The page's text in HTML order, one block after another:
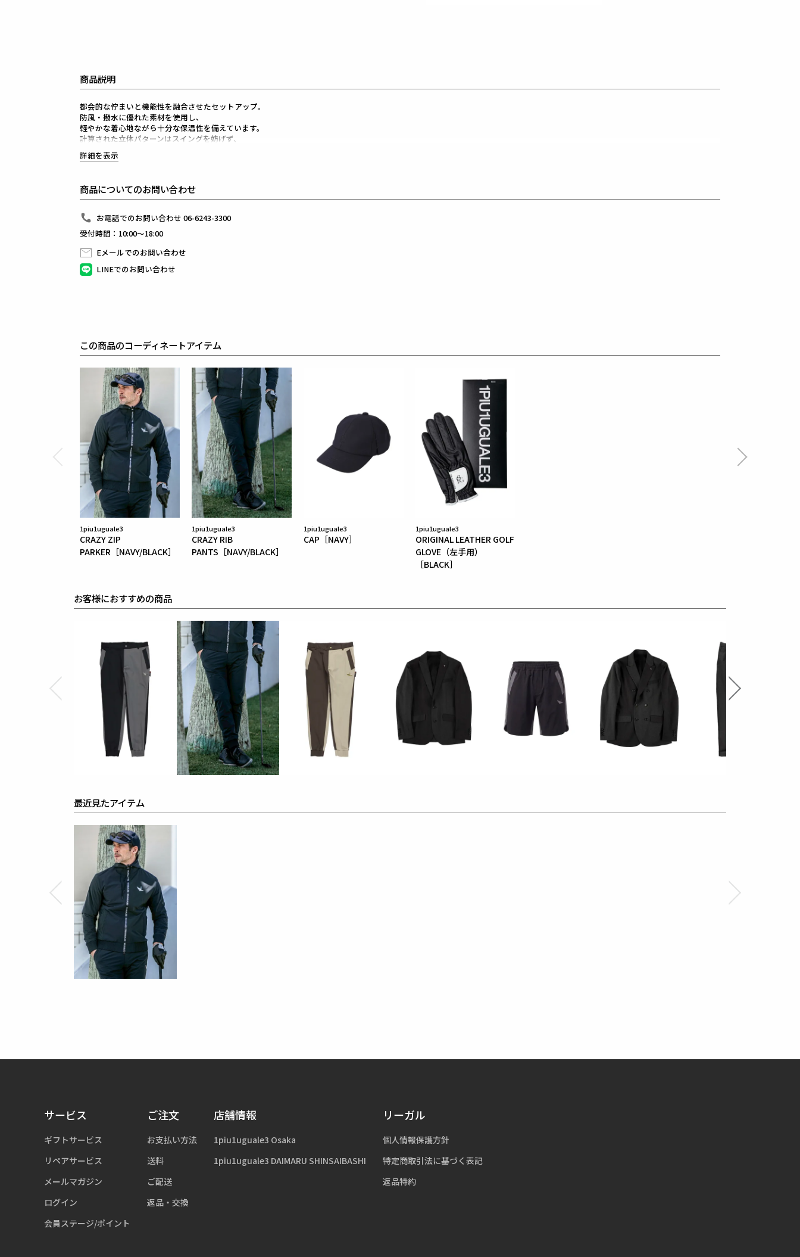
商品説明
都会的な佇まいと機能性を融合させたセットアップ。
防風・撥水に優れた素材を使用し、
軽やかな着心地ながら十分な保温性を備えています。
計算された立体パターンはスイングを妨げず、
自然な動作を叶えます。
同系色の切替によるクレイジーパターンは、
着こなしに立体感を与えます。
個性を際立たせながらも調和の取れたデザインが、
上下で合わせることで一層の完成度を誇ります。
1PIU1UGUALE3 GOLF（ウノピゥウノウグァーレトレ ゴルフ）
日本から世界に向けて発信するブランドとして世界中の上質な素材を贅沢に使用し、
ラグジュアリーな商品をリリースし続ける1PIU1UGUALE3。
ハイエンドラグジュアリーブランドが提案する、高いデザイン性とスポーツの機能美を併せ持ち
上質を知る全てのプレイヤーの為のウエアとしてリリースいたします。
本製品に使用しているワッペンロゴ(鶴+113G)は熱圧着加工にて取り付けを行っておりますが、
上質な生地を採用している為、素材特有の滑らかさや洗濯環境の影響により
※万が一剥がれが生じた場合は、弊社にて修理対応を承りますのでお気軽にご連絡ください。
表地 : ナイロン85% ポリウレタン15%
中綿 : ポリエステル100%
詳細を表示
商品についてのお問い合わせ
お電話でのお問い合わせ 06-6243-3300
受付時間：10:00～18:00
Eメールでのお問い合わせ
LINEでのお問い合わせ
この商品のコーディネートアイテム
1piu1uguale3
CRAZY ZIP
PARKER［NAVY/BLACK］
1piu1uguale3
CRAZY RIB
PANTS［NAVY/BLACK］
1piu1uguale3
CAP［NAVY］
1piu1uguale3
ORIGINAL LEATHER GOLF
GLOVE（左手用）
［BLACK］
サービス
ギフトサービス
リペアサービス
メールマガジン
ログイン
会員ステージ/ポイント
ご注文
お支払い方法
送料
ご配送
返品・交換
店舗情報
1piu1uguale3 Osaka
1piu1uguale3 DAIMARU SHINSAIBASHI
リーガル
個人情報保護方針
特定商取引法に基づく表記
返品特約